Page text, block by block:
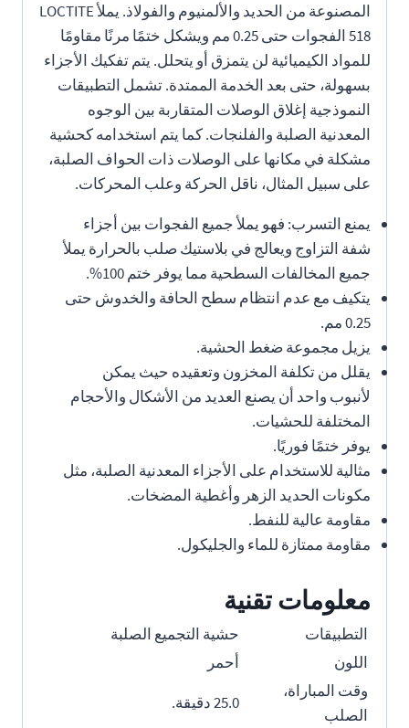
المصنوعة من الحديد والألمنيوم والفولاذ. يملأ LOCTITE
518 الفجوات حتى 0.25 مم ويشكل ختمًا مرنًا مقاومًا
للمواد الكيميائية لن يتمزق أو يتحلل. يتم تفكيك الأجزاء
بسهولة، حتى بعد الخدمة الممتدة. تشمل التطبيقات
النموذجية إغلاق الوصلات المتقاربة بين الوجوه
المعدنية الصلبة والفلنجات. كما يتم استخدامه كحشية
مشكلة في مكانها على الوصلات ذات الحواف الصلبة،
على سبيل المثال، ناقل الحركة وعلب المحركات.
يمنع التسرب: فهو يملأ جميع الفجوات بين أجزاء
شفة التزاوج ويعالج في بلاستيك صلب بالحرارة يملأ
جميع المخالفات السطحية مما يوفر ختم 100%.
يتكيف مع عدم انتظام سطح الحافة والخدوش حتى
0.25 مم.
يزيل مجموعة ضغط الحشية.
يقلل من تكلفة المخزون وتعقيده حيث يمكن
لأنبوب واحد أن يصنع العديد من الأشكال والأحجام
المختلفة للحشيات.
يوفر ختمًا فوريًا.
مثالية للاستخدام على الأجزاء المعدنية الصلبة، مثل
مكونات الحديد الزهر وأغطية المضخات.
مقاومة عالية للنفط.
مقاومة ممتازة للماء والجليكول.
معلومات تقنية
التطبيقات
حشية التجميع الصلبة
اللون
أحمر
وقت المباراة،
الصلب
25.0 دقيقة.